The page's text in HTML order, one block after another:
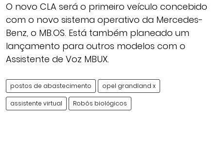
O novo CLA será o primeiro veículo concebido
com o novo sistema operativo da Mercedes-
Benz, o MB.OS. Está também planeado um
lançamento para outros modelos com o
Assistente de Voz MBUX.
postos de abastecimento opel grandland x
assistente virtual Robôs biológicos